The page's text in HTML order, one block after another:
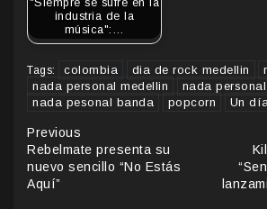
"Siempre se sufre en la
industria de la
música":…
Tags: colombia dia de rock medellin
nada personal medellin
nada
nada pesonal banda
popcorn Un
Continue
Reading
Previous
Rebelmate presenta su
nuevo sencillo “No Estás
Aquí”